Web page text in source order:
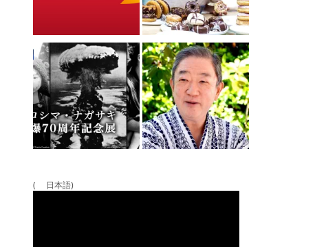
( 日本語)